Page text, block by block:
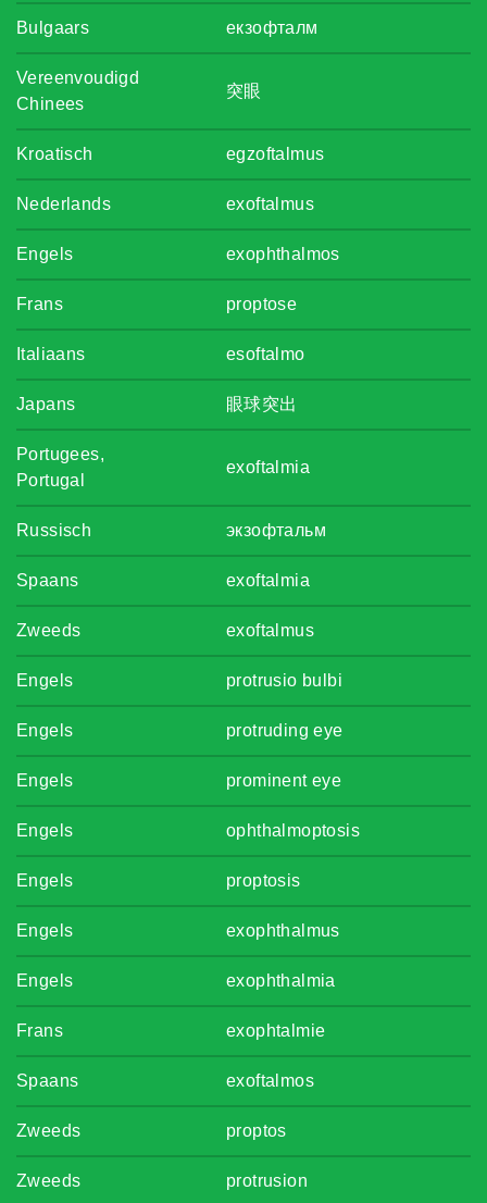
Bulgaars екзофталм
Vereenvoudigd
Chinees
突眼
Kroatisch egzoftalmus
Nederlands exoftalmus
Engels exophthalmos
Frans proptose
Italiaans esoftalmo
Japans 眼球突出
Portugees,
Portugal
exoftalmia
Russisch экзофтальм
Spaans exoftalmia
Zweeds exoftalmus
Engels protrusio bulbi
Engels protruding eye
Engels prominent eye
Engels ophthalmoptosis
Engels proptosis
Engels exophthalmus
Engels exophthalmia
Frans exophtalmie
Spaans exoftalmos
Zweeds proptos
Zweeds protrusion